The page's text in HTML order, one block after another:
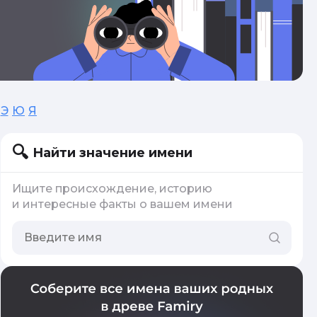
Э Ю Я
Найти значение имени
Ищите происхождение, историю
и интересные факты о вашем имени